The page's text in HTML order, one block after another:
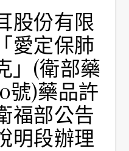
股份有限
愛定保肺
」(衛部藥
號)藥品許
福部公告
明段辦理